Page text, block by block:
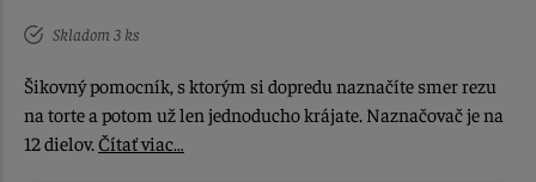
Skladom 3 ks
Šikovný pomocník, s ktorým si dopredu naznačíte smer rezu
na torte a potom už len jednoducho krájate. Naznačovač je na
12 dielov.Čítať viac…